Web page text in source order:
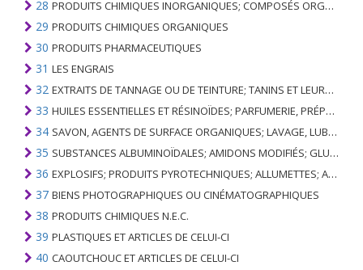
28 PRODUITS CHIMIQUES INORGANIQUES; COMPOSÉS ORGANIQUES ET INORGANIQUES DE MÉTAUX PRÉCIEUX; DE MÉTAUX DES TERRES RARES, D'ÉLÉMENTS RADIOACTIFS ET D'ISOTOPES
29 PRODUITS CHIMIQUES ORGANIQUES
30 PRODUITS PHARMACEUTIQUES
31 LES ENGRAIS
32 EXTRAITS DE TANNAGE OU DE TEINTURE; TANINS ET LEURS DERIVES; COLORANTS, PIGMENTS ET AUTRES MATIERES COLORANTES; PEINTURES, VERNIS; MASTIC, AUTRES MASTIQUES; ENCRES
33 HUILES ESSENTIELLES ET RÉSINOÏDES; PARFUMERIE, PRÉPARATIONS COSMÉTIQUES OU DE TOILETTE
34 SAVON, AGENTS DE SURFACE ORGANIQUES; LAVAGE, LUBRIFICATION, POLISSAGE OU PRÉPARATION À L'ÉPURATION; CIRES ARTIFICIELLES OU PRÉPARÉES, BOUGIES ET ARTICLES SIMILAIRES, PÂTES À MODÉLISER, CIRES DENTAIRES ET PRÉPARATIONS DENTAIRES À BASE DE PLÂTRE
35 SUBSTANCES ALBUMINOÏDALES; AMIDONS MODIFIÉS; GLUES; ENZYMES
36 EXPLOSIFS; PRODUITS PYROTECHNIQUES; ALLUMETTES; ALLIAGES PYROPHORIQUES; CERTAINES PRÉPARATIONS COMBUSTIBLES
37 BIENS PHOTOGRAPHIQUES OU CINÉMATOGRAPHIQUES
38 PRODUITS CHIMIQUES N.E.C.
39 PLASTIQUES ET ARTICLES DE CELUI-CI
40 CAOUTCHOUC ET ARTICLES DE CELUI-CI